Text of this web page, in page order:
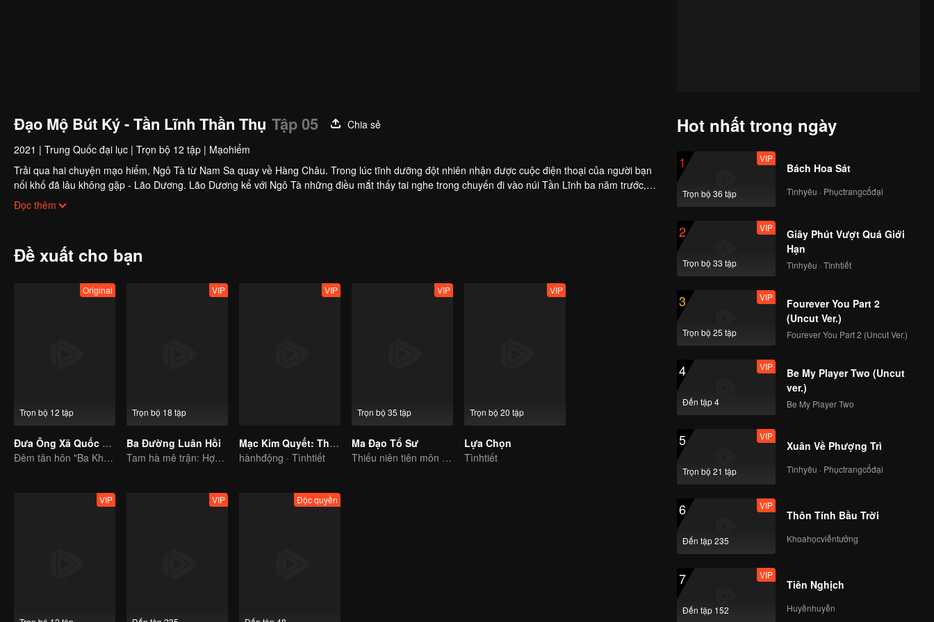
Đạo Mộ Bút Ký - Tần Lĩnh Thần Thụ Tập 05
Chia sẻ
2021 | Trung Quốc đại lục | Trọn bộ 12 tập | Mạohiểm
Trải qua hai chuyện mạo hiểm, Ngô Tà từ Nam Sa quay về Hàng Châu. Trong lúc tĩnh dưỡng đột nhiên nhận được cuộc điện thoại của người bạn
nối khố đã lâu không gặp - Lão Dương. Lão Dương kể với Ngô Tà những điều mắt thấy tai nghe trong chuyến đi vào núi Tần Lĩnh ba năm trước,
đồng thời mời Ngô Tà cùng mình mạo hiểm một chuyến, quay lại khám phá di tích cổ đại.
Đọc thêm
Đề xuất cho bạn
Trọn bộ 12 tập
Original
Đưa Ông Xã Quốc Dân Về Nhà (S1)
Đêm tân hôn "Ba Không"
Trọn bộ 18 tập
VIP
Ba Đường Luân Hồi
Tam hà mê trận: Hợp sức giải mã bí ẩn luân hồi
VIP
Mạc Kim Quyết: Thiên Tinh Lăng
hànhđộng · Tìnhtiết
Trọn bộ 35 tập
VIP
Ma Đạo Tổ Sư
Thiếu niên tiên môn trừ hại xua đuổi ta ma cho người dân
Trọn bộ 20 tập
VIP
Lựa Chọn
Tìnhtiết
VIP VIP Độc quyền
Hot nhất trong ngày
1
Trọn bộ 36 tập
VIP
Bách Hoa Sát
Tìnhyêu · Phụctrangcổđại
2
Trọn bộ 33 tập
VIP
Giây Phút Vượt Quá Giới
Hạn
Tìnhyêu · Tìnhtiết
3
Trọn bộ 25 tập
VIP
Fourever You Part 2
(Uncut Ver.)
Fourever You Part 2 (Uncut Ver.)
4
Đến tập 4
VIP
Be My Player Two (Uncut
ver.)
Be My Player Two
5
Trọn bộ 21 tập
VIP
Xuân Về Phượng Trì
Tìnhyêu · Phụctrangcổđại
6
Đến tập 235
VIP
Thôn Tính Bầu Trời
Khoahọcviễntưởng
7
Đến tập 152
VIP
Tiên Nghịch
Huyềnhuyễn